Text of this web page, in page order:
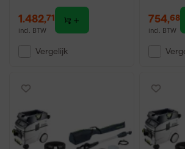
1.482,71
incl. BTW
Vergelijk
754,68
incl. BTW